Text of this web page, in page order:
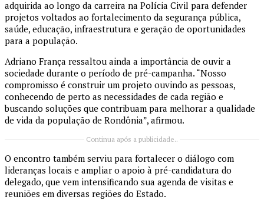
adquirida ao longo da carreira na Polícia Civil para defender
projetos voltados ao fortalecimento da segurança pública,
saúde, educação, infraestrutura e geração de oportunidades
para a população.
Adriano França ressaltou ainda a importância de ouvir a
sociedade durante o período de pré-campanha. “Nosso
compromisso é construir um projeto ouvindo as pessoas,
conhecendo de perto as necessidades de cada região e
buscando soluções que contribuam para melhorar a qualidade
de vida da população de Rondônia”, afirmou.
Continua após a publicidade..
O encontro também serviu para fortalecer o diálogo com
lideranças locais e ampliar o apoio à pré-candidatura do
delegado, que vem intensificando sua agenda de visitas e
reuniões em diversas regiões do Estado.